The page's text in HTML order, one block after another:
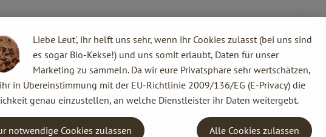
Reisen: Weckt der zarte, floral-rosige Duft der Mandelblüte erste
pralle Leben des italienischen Sommers. Aus Mandelkernen
sensible Haut. Quitten- und Eibischauszüge regulieren die
auf der Haut verteilen. Zieht schnell ein.
Liebe Leut', ihr helft uns sehr, wenn ihr Cookies zulasst (bei uns sind
es sogar Bio-Kekse!) und uns somit erlaubt, Daten für unser
Marketing zu sammeln. Da wir eure Privatsphäre sehr wertschätzen,
in Übereinstimmung mit der EU-Richtlinie 2009/136/EG (E-Privacy) die
genau einzustellen, an welche Dienstleister ihr Daten weitergebt.
notwendige Cookies zulassen Alle Cookies zulassen